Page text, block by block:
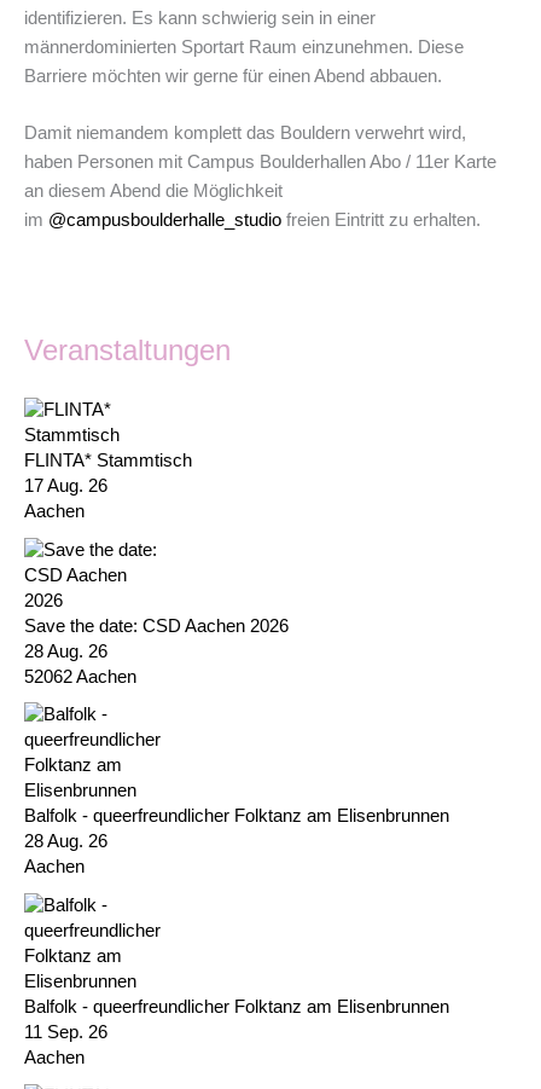
identifizieren. Es kann schwierig sein in einer
männerdominierten Sportart Raum einzunehmen. Diese
Barriere möchten wir gerne für einen Abend abbauen.
Damit niemandem komplett das Bouldern verwehrt wird,
haben Personen mit Campus Boulderhallen Abo / 11er Karte
an diesem Abend die Möglichkeit
im @campusboulderhalle_studio freien Eintritt zu erhalten.
Veranstaltungen
FLINTA* Stammtisch
17 Aug. 26
Aachen
Save the date: CSD Aachen 2026
28 Aug. 26
52062 Aachen
Balfolk - queerfreundlicher Folktanz am Elisenbrunnen
28 Aug. 26
Aachen
Balfolk - queerfreundlicher Folktanz am Elisenbrunnen
11 Sep. 26
Aachen